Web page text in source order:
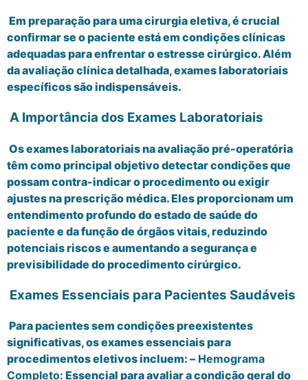
Em preparação para uma cirurgia eletiva, é crucial
confirmar se o paciente está em condições clínicas
adequadas para enfrentar o estresse cirúrgico. Além
da avaliação clínica detalhada, exames laboratoriais
específicos são indispensáveis.
A Importância dos Exames Laboratoriais
Os exames laboratoriais na avaliação pré-operatória
têm como principal objetivo detectar condições que
possam contra-indicar o procedimento ou exigir
ajustes na prescrição médica. Eles proporcionam um
entendimento profundo do estado de saúde do
paciente e da função de órgãos vitais, reduzindo
potenciais riscos e aumentando a segurança e
previsibilidade do procedimento cirúrgico.
Exames Essenciais para Pacientes Saudáveis
Para pacientes sem condições preexistentes
significativas, os exames essenciais para
procedimentos eletivos incluem: – Hemograma
Completo: Essencial para avaliar a condição geral do